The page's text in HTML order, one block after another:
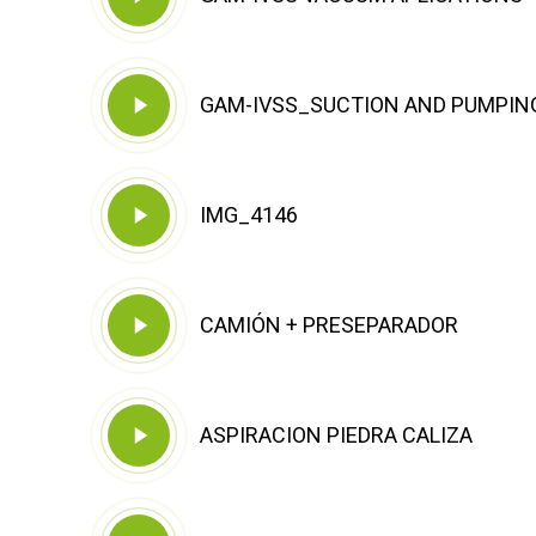
Video
Play
Video
GAM-IVSS_SUCTION AND
Play
Video
IMG_4146
Play
Video
CAMIÓN + PRESEPARADOR
Play
Video
ASPIRACION PIEDRA CALIZA